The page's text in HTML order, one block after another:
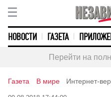
НОВОСТИ ГАЗЕТА
Перейти на
Газета В мире Интернет-